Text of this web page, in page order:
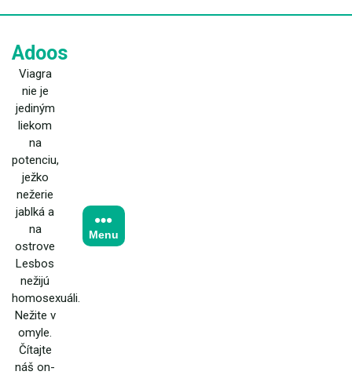
content
Adoos
Viagra
nie je
jediným
liekom
na
potenciu,
ježko
nežerie
jablká a
na
ostrove
Lesbos
nežijú
homosexuáli.
Nežite v
omyle.
Čítajte
náš on-
Menu